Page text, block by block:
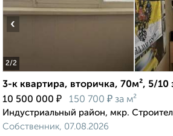
2/2
‹
3-к квартира, вторичка, 70м², 5/10
10 500 000 ₽ 150 700 ₽ за м²
Индустриальный район, мкр.
Собственник, 07.08.2026